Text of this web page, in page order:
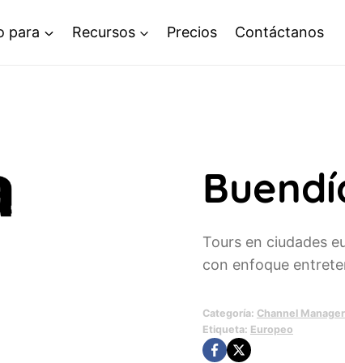
para Recursos Precios Contáctanos
Tours en ciudades
con enfoque
Categoría: Channel Manager
Etiqueta: Europeo